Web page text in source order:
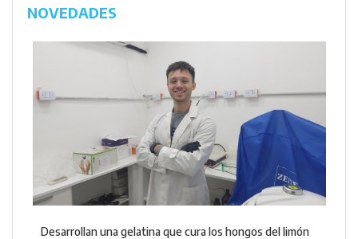
NOVEDADES
Desarrollan una gelatina que cura los hongos del limón